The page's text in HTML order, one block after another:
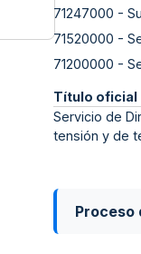
71247000 -
71520000 -
71200000 -
Título oficial
Servicio de
tensión y de
Proceso